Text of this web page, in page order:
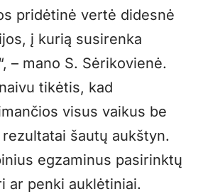
pridėtinė vertė didesnė
į kurią susirenka
– mano S. Sėrikovienė.
tikėtis, kad
visus vaikus be
šautų aukštyn.
egzaminus pasirinktų
ar penki auklėtiniai.